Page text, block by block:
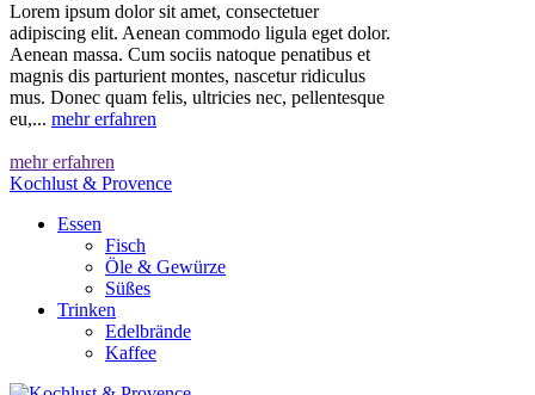
Lorem ipsum dolor sit amet, consectetuer
adipiscing elit. Aenean commodo ligula eget dolor.
Aenean massa. Cum sociis natoque penatibus et
magnis dis parturient montes, nascetur ridiculus
mus. Donec quam felis, ultricies nec, pellentesque
eu,... mehr erfahren
mehr erfahren
Kochlust & Provence
Essen
Fisch
Öle & Gewürze
Süßes
Trinken
Edelbrände
Kaffee